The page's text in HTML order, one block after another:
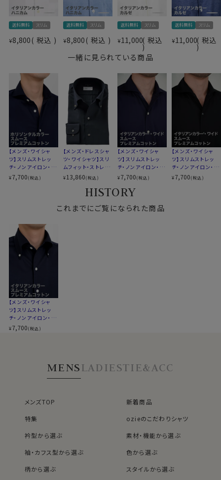
これでアイロンがけは、ほぼ必要ありません。
たたんでも折りじわがつきづらく、しわになりにくいため、
出張や旅行にもおすすめです。
ご家庭洗濯推奨（※必ず洗濯ネットを使用ください）
クリーニングはお控えください（洗濯コースによっては、
伸縮する場合があります）
●スリムフィット
ウエストを絞ったバックダーツ入りのスリムなスタイル。
伸縮性と柔らかな感触が、体にフィットして快適でスタイ
リッシュな着こなしができます。
ozieのラインナップでもっともスリムなシャツです。
着丈に関しては通常のozieのシャツよりも着丈をやや短
した。
●コーディネートいろいろ、イタリアンカラー＆ボタンダ
衿開きのきれいなノータイ専用オープンカラーのイタリア
ンカラー＆ボタンダウン
カジュアルはもちろん、スーツやジャケット・ネクタイと合
60701s
後身頃
バックダーツ入り細身
ポケット
柄
無地
カフス
ラウンドカット・アジャスタブル
後4.2cm
サイズJ
S-37・M-39･L-41･LL-43･3L-45･4L-47cm
トールサイズ M-88・L-90・LL-90cm
スタイル
スリムフィット 細身
生産国
中国
▼スポット商品につき再入荷はございませんのでご了承
ください
送料無料 スリム
¥8,800 税込
送料無料 スリム
¥8,800 税込
送料無料 スリム
¥11,000 税込
送料無料 スリム
¥11,000 税込
一緒に見られている商品
【メンズ・ワイシャ
ツ】スリムストレッ
チ・ノンアイロン・プ
レミアムコットン・ニ
ット・ホリゾンタルカ
¥7,700(税込)
【メンズ・ドレスシャ
ツ・ワイシャツ】スリ
ムフィット・ストレッ
チ・メリノウール・イ
タリア製生地・イー
ジーケア・イタリア
ンカラー・ボタンダ
ウン・第一ボタンあ
り・ポケット無し・SA
¥13,860(税込)
【メンズ・ワイシャ
ツ】スリムストレッ
チ・ノンアイロン・プ
レミアムコットン・ニ
ット・イタリアンカラ
ー・ワイドカラー・第
一ボタンあり・ポケ
ット無し・SALE
¥7,700(税込)
【メンズ・ワイシャ
ツ】スリムストレッ
チ・ノンアイロン・プ
レミアムコットン・ニ
ット・イタリアンカラ
¥7,700(税込)
HISTORY
これまでにご覧になられた商品
【メンズ・ワイシャ
ツ】スリムストレッ
チ・ノンアイロン・プ
レミアムコットン・ニ
ット・イタリアンカラ
¥7,700(税込)
MENSLADIESTIE&ACC
メンズTOP
新着商品
特集
ozieのこだわりシャツ
衿型から選ぶ
素材・機能から選ぶ
袖・カフス型から選ぶ
色から選ぶ
柄から選ぶ
スタイルから選ぶ